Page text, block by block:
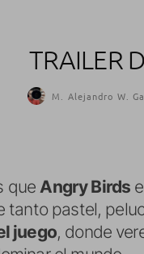
TRAILER
M. Alejandro W.
queAngry Birds
tanto pastel,
juego, donde